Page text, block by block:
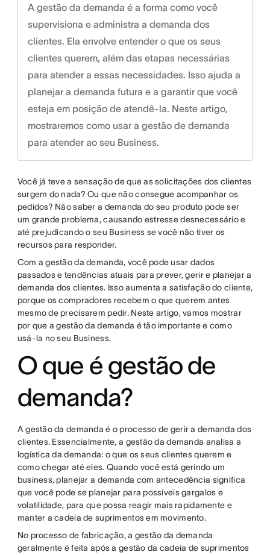
A gestão da demanda é a forma como você
supervisiona e administra a demanda dos
clientes. Ela envolve entender o que os seus
clientes querem, além das etapas necessárias
para atender a essas necessidades. Isso ajuda a
planejar a demanda futura e a garantir que você
esteja em posição de atendê-la. Neste artigo,
mostraremos como usar a gestão de demanda
para atender ao seu Business.
Você já teve a sensação de que as solicitações dos clientes
surgem do nada? Ou que não consegue acompanhar os
pedidos? Não saber a demanda do seu produto pode ser
um grande problema, causando estresse desnecessário e
até prejudicando o seu Business se você não tiver os
recursos para responder.
Com a gestão da demanda, você pode usar dados
passados e tendências atuais para prever, gerir e planejar a
demanda dos clientes. Isso aumenta a satisfação do cliente,
porque os compradores recebem o que querem antes
mesmo de precisarem pedir. Neste artigo, vamos mostrar
por que a gestão da demanda é tão importante e como
usá-la no seu Business.
O que é gestão de
demanda?
A gestão da demanda é o processo de gerir a demanda dos
clientes. Essencialmente, a gestão da demanda analisa a
logística da demanda: o que os seus clientes querem e
como chegar até eles. Quando você está gerindo um
business, planejar a demanda com antecedência significa
que você pode se planejar para possíveis gargalos e
volatilidade, para que possa reagir mais rapidamente e
manter a cadeia de suprimentos em movimento.
No processo de fabricação, a gestão da demanda
geralmente é feita após a gestão da cadeia de suprimentos